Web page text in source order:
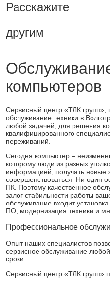
Расскажите
другим
компьютеров
Сервисный центр «ТЛК групп»,
обслуживание техники в
любой задачей, для решения
квалифицированного
переживаний.
Сегодня компьютер –
которому люди из разных
информацией, получать новые
совершенствоваться. Ни один
ПК. Поэтому качественное
залог стабильности работы
обслуживание входит
ПО, модернизация техники и
Профессиональное
Опыт наших специалистов
сервисное обслуживание
сроки.
Сервисный центр «ТЛК групп»